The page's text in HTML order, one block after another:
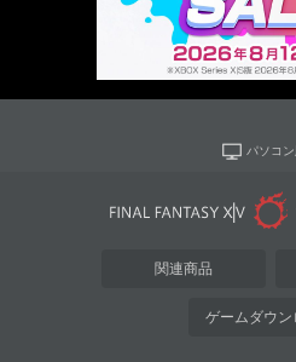
パソコ
関連商品
ゲームダウン